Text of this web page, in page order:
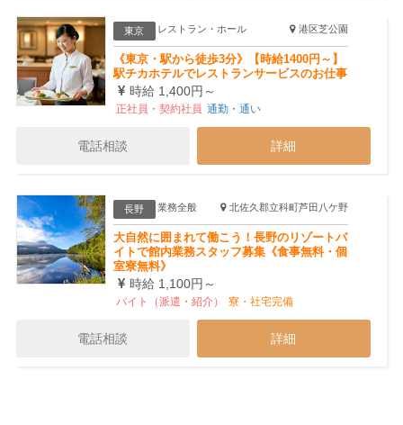
東京 レストラン・ホール 港区芝公園
《東京・駅から徒歩3分》【時給1400円～】
駅チカホテルでレストランサービスのお仕事
時給 1,400円～
正社員・契約社員 通勤・通い
電話相談 詳細
長野 業務全般 北佐久郡立科町芦田八ケ野
大自然に囲まれて働こう！長野のリゾートバ
イトで館内業務スタッフ募集《食事無料・個
室寮無料》
時給 1,100円～
バイト（派遣・紹介） 寮・社宅完備
電話相談 詳細